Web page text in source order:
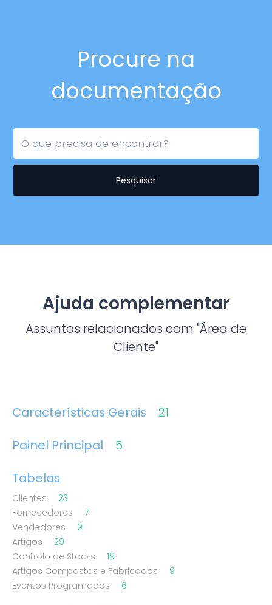
Procure na
documentação
Pesquisar
Ajuda complementar
Assuntos relacionados com "Área de
Cliente"
Características Gerais
21
Painel Principal
5
Tabelas
Clientes
23
Fornecedores
7
Vendedores
9
Artigos
29
Controlo de Stocks
19
Artigos Compostos e Fabricados
9
Eventos Programados
6